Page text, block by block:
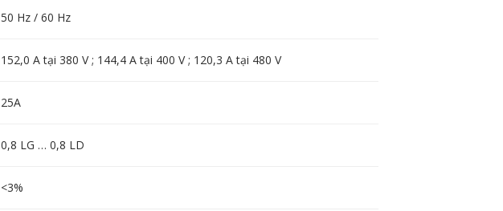
50 Hz / 60 Hz
152,0 A tại 380 V ; 144,4 A tại 400 V ; 120,3 A tại 480 V
25A
0,8 LG … 0,8 LD
<3%